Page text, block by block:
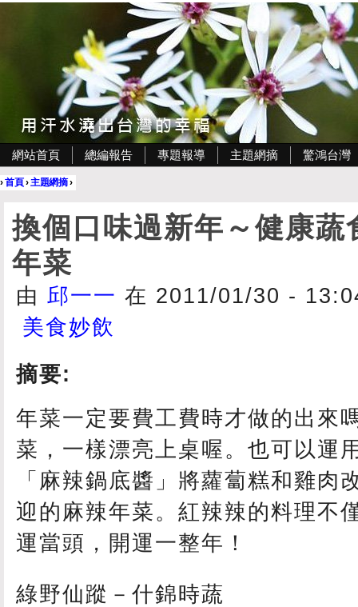
網站首頁 總編報告 專題報導 主題網摘 驚鴻台灣
›首頁›主題網摘›
換個口味過新年～健康蔬
年菜
由 邱一一 在 2011/01/30 -
美食妙飲
摘要:
年菜一定要費工費時才做的出來
菜，一樣漂亮上桌喔。也可以運
「麻辣鍋底醬」將蘿蔔糕和雞肉
迎的麻辣年菜。紅辣辣的料理不
運當頭，開運一整年！
綠野仙蹤－什錦時蔬